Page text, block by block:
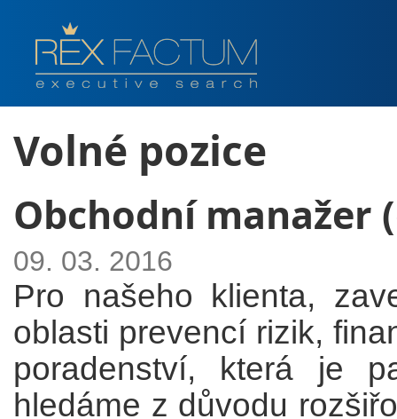
Volné pozice
Obchodní manažer
09. 03. 2016
Pro našeho klienta,
oblasti prevencí rizik,
poradenství, která je
hledáme z důvodu